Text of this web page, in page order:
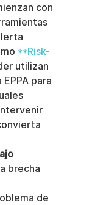
con
**Risk-
utilizan
para
brecha
de